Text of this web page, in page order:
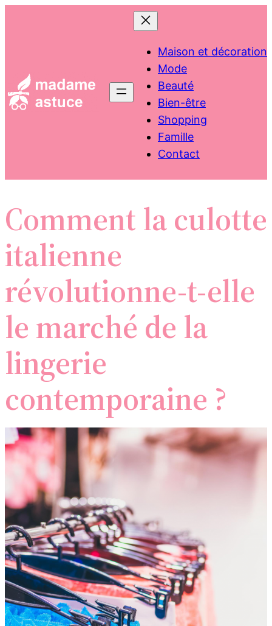
Maison et décoration
Mode
Beauté
Bien-être
Shopping
Famille
Contact
Comment la culotte
italienne
révolutionne-t-elle
le marché de la
lingerie
contemporaine ?